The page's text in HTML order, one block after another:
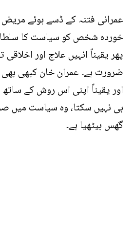
عمرانی فتنہ کے ڈسے ہوئے
خوردہ شخص کو سیاست کا
پھر یقیناً انہیں علاج اور
ضرورت ہے۔ عمران خان کبھی بھی
اور یقیناً اپنی اس روش کے
ہی نہیں سکتا، وہ سیاست میں
گھس بیٹھیا ہے۔